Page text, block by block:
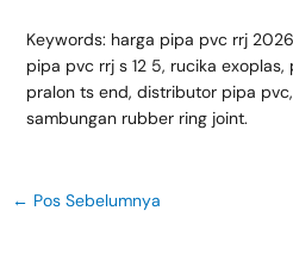
Keywords: harga pipa pvc rrj
pipa pvc rrj s 12 5, rucika
pralon ts end, distributor pipa
sambungan rubber ring joint.
← Pos Sebelumnya